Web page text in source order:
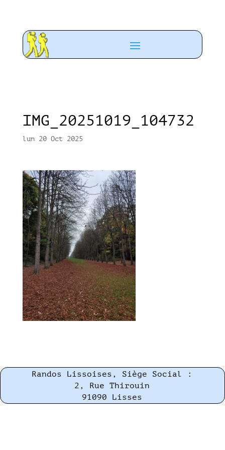
IMG_20251019_104732
lun 20 Oct 2025
Randos Lissoises, Siège Social :
2, Rue Thirouin
91090 Lisses